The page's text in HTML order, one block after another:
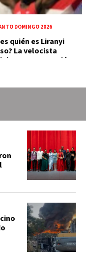
DOMINGO 2026
quién es Liranyi
La velocista
que rompió un